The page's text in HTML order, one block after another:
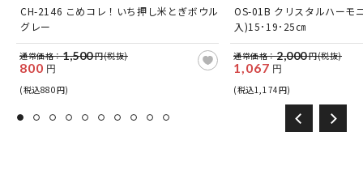
CH-2146 こめコレ！いち押し米とぎボウル
グレー
通常価格：1,500円(税抜)
800 円
(税込880円)
OS-01B クリスタルハーモ
入)15･19･25㎝
通常価格：2,000円(税抜)
1,067 円
(税込1,174円)